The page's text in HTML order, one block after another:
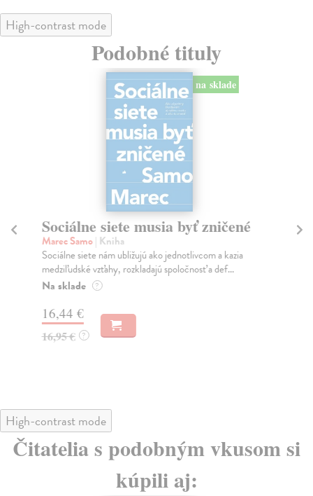
High-contrast mode
Podobné tituly
na sklade
Sociálne siete musia byť zničené
Marec Samo| Kniha
Sociálne siete nám ubližujú ako jednotlivcom a kazia
medziľudské vzťahy, rozkladajú spoločnosť a def...
Na sklade ?
16,44 €
16,95 € ?
High-contrast mode
Čitatelia s podobným vkusom si
kúpili aj: